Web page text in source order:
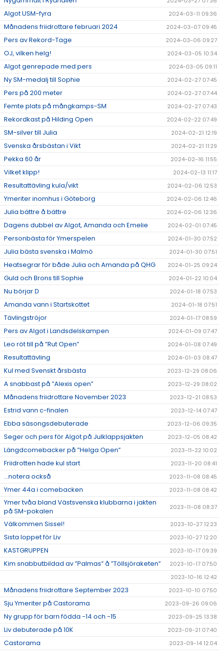
Algot USM-fyra 2024-03-11 09:36
Månadens friidrottare februari 2024 2024-03-07 09:45
Pers av Rekord-Tage 2024-03-06 09:27
OJ, vilken helg! 2024-03-05 10:34
Algot genrepade med pers 2024-03-05 09:11
Ny SM-medalj till Sophie 2024-02-27 07:45
Pers på 200 meter 2024-02-27 07:44
Femte plats på mångkamps-SM 2024-02-27 07:43
Rekordkast på Hilding Open 2024-02-22 07:49
SM-silver till Julia 2024-02-21 12:19
Svenska årsbästan i Vikt 2024-02-21 11:29
Pekka 60 år 2024-02-16 11:55
Vilket klipp! 2024-02-13 11:17
Resultattävling kula/vikt 2024-02-06 12:53
Ymeriter inomhus i Göteborg 2024-02-06 12:46
Julia bättre å bättre 2024-02-06 12:36
Dagens dubbel av Algot, Amanda och Emelie 2024-02-01 07:45
Personbästa för Ymerspelen 2024-01-30 07:52
Julia bästa svenska i Malmö 2024-01-30 07:51
Heatsegrar för både Julia och Amanda på QHG 2024-01-25 09:24
Guld och Brons till Sophie 2024-01-22 10:04
Nu börjar D 2024-01-18 07:53
Amanda vann i Startskottet 2024-01-18 07:51
Tävlingströjor 2024-01-17 08:59
Pers av Algot i Landsdelskampen 2024-01-09 07:47
Leo röt till på ”Rut Open” 2024-01-08 07:49
Resultattävling 2024-01-03 08:47
Kul med Svenskt årsbästa 2023-12-29 08:06
A snabbast på ”Alexis open” 2023-12-29 08:02
Månadens friidrottare November 2023 2023-12-21 08:53
Estrid vann c-finalen 2023-12-14 07:47
Ebba säsongsdebuterade 2023-12-06 09:35
Seger och pers för Algot på Julklappsjakten 2023-12-05 08:42
Längdcomebacker på ”Helga Open” 2023-11-22 10:02
Friidrotten hade kul start 2023-11-20 08:41
...notera också 2023-11-08 08:45
Ymer 44a i comebacken 2023-11-08 08:42
Ymer tvåa bland Västsvenska klubbarna i jakten
på SM-pokalen
2023-11-08 08:37
Välkommen Sissel! 2023-10-27 12:23
Sista loppet för Liv 2023-10-27 12:20
KASTGRUPPEN 2023-10-17 09:39
Kim snabbutbildad av ”Palmas” å ”Töllsjöraketen”
2023-10-17 07:50
2023-10-16 12:42
Månadens friidrottare September 2023 2023-10-10 07:50
Sju Ymeriter på Castorama 2023-09-26 09:06
Ny grupp för barn födda -14 och -15 2023-09-25 13:38
Liv debuterade på 10K 2023-09-21 07:40
Castorama 2023-09-14 12:04